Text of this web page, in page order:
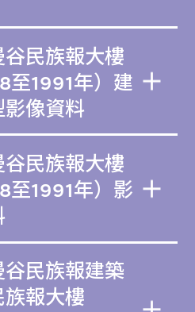
谷民族報大樓
至1991年）建
影像資料
谷民族報大樓
至1991年）影
谷民族報建築
族報大樓